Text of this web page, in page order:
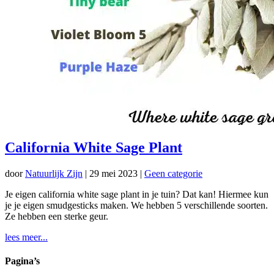
California White Sage Plant
doorNatuurlijk Zijn | 29 mei 2023 | Geen categorie
Je eigen california white sage plant in je tuin? Dat kan! Hiermee kun
je je eigen smudgesticks maken. We hebben 5 verschillende soorten.
Ze hebben een sterke geur.
lees meer...
Pagina’s